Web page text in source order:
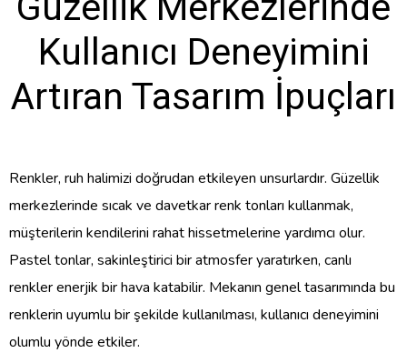
Kullanıcı Deneyimini
Artıran Tasarım İpuçları
Renkler, ruh halimizi doğrudan etkileyen unsurlardır. Güzellik
merkezlerinde sıcak ve davetkar renk tonları kullanmak,
müşterilerin kendilerini rahat hissetmelerine yardımcı olur.
Pastel tonlar, sakinleştirici bir atmosfer yaratırken, canlı
renkler enerjik bir hava katabilir. Mekanın genel tasarımında bu
renklerin uyumlu bir şekilde kullanılması, kullanıcı deneyimini
olumlu yönde etkiler.